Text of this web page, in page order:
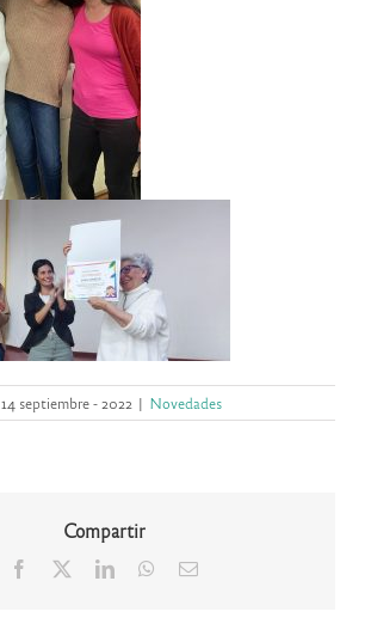
14 septiembre - 2022 | Novedades
Compartir
Facebook LinkedInWhatsApp
Correo